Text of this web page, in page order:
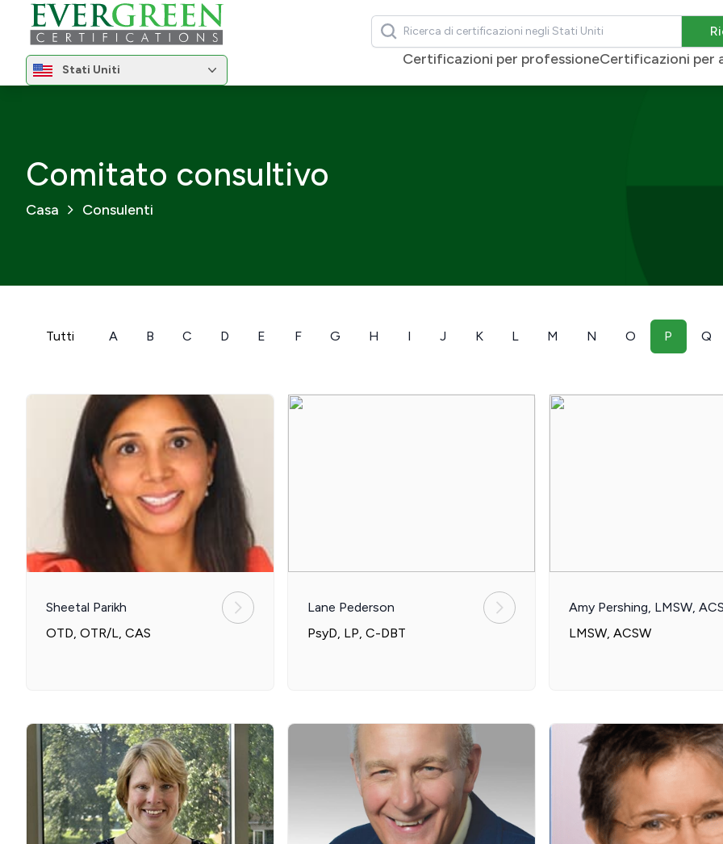
Cambia regione
Stati Uniti
Cambia regione
Ricerca
Certificazioni per professioneCertificazioni per
Comitato consultivo
Casa Consulenti
Tutti A B C D E F G H I J K L M N O P Q
Sheetal Parikh
OTD, OTR/L, CAS
Lane Pederson
PsyD, LP, C-DBT
Amy Pershing, LMSW,
LMSW, ACSW